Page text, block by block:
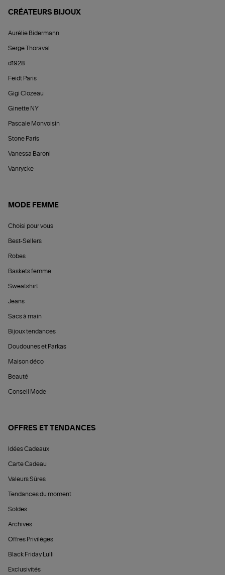
CRÉATEURS BIJOUX
Aurélie Bidermann
Serge Thoraval
d1928
Feidt Paris
Gigi Clozeau
Ginette NY
Pascale Monvoisin
Stone Paris
Vanessa Baroni
Vanrycke
MODE FEMME
Choisi pour vous
Best-Sellers
Robes
Baskets femme
Sweatshirt
Jeans
Sacs à main
Bijoux tendances
Doudounes et Parkas
Maison déco
Beauté
Conseil Mode
OFFRES ET TENDANCES
Idées Cadeaux
Carte Cadeau
Valeurs Sûres
Tendances du moment
Soldes
Archives
Offres Privilèges
Black Friday Lulli
Exclusivités